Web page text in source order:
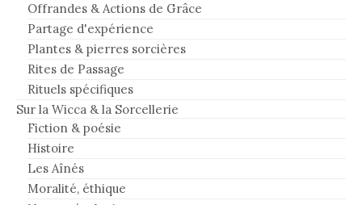
Offrandes & Actions de Grâce
Partage d'expérience
Plantes & pierres sorcières
Rites de Passage
Rituels spécifiques
Sur la Wicca & la Sorcellerie
Fiction & poésie
Histoire
Les Aînés
Moralité, éthique